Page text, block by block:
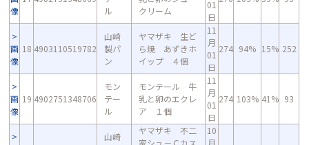
像
ル
クリーム
01
日
画
像
18 4903110519782
山崎
製パ
ン
ヤマザキ 生ど
ら焼 あずきホ
イップ ４個
11
月
01
日
274 94% 15% 252
画
像
19 4902751348706
モン
テー
ル
モンテール 牛
乳と卵のエクレ
ア １個
11
月
01
日
274 103% 41% 93
山崎
ヤマザキ 不二
家シュ－Ｃカス
10
月